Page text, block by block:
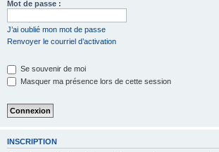
Mot de passe :
J’ai oublié mon mot de passe
Renvoyer le courriel d’activation
Se souvenir de moi
Masquer ma présence lors de cette session
INSCRIPTION